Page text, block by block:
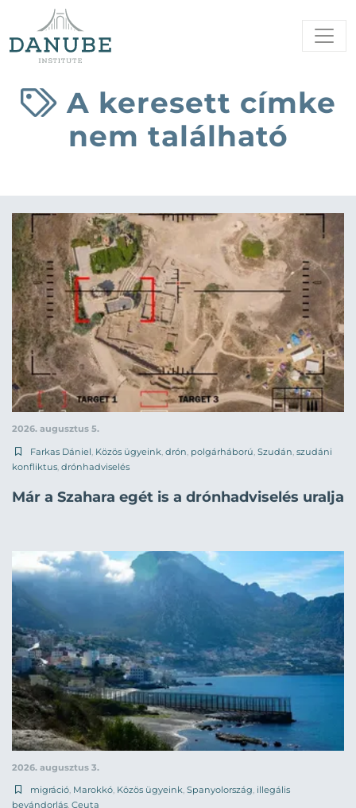
A keresett címke
nem található
2026. augusztus 5.
Farkas Dániel Közös ügyeink drón polgárháború Szudán szudáni
konfliktus drónhadviselés
Már a Szahara egét is a drónhadviselés uralja
2026. augusztus 3.
migráció Marokkó Közös ügyeink Spanyolország illegális
bevándorlás Ceuta